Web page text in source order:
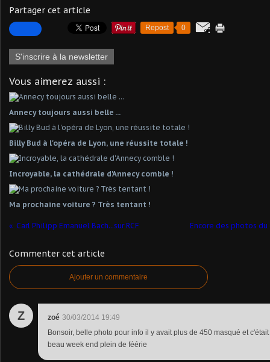
Partager cet article
Repost 0
S'inscrire à la newsletter
Vous aimerez aussi :
Annecy toujours aussi belle ...
Billy Bud à l'opéra de Lyon, une réussite totale !
Incroyable, la cathédrale d'Annecy comble !
Ma prochaine voiture ? Très tentant !
Carl Philipp Emanuel Bach...sur RCF Encore des photos
Commenter cet article
Ajouter un commentaire
Z zoé 30/03/2014 19:49
Bonsoir, belle photo pour info il y avait plus de 450 masqué et
beau week end plein de féérie